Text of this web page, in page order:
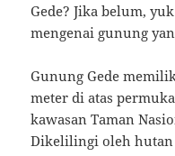
Gede? Jika belum,
mengenai gunung
Gunung Gede
meter di atas
kawasan Taman
Dikelilingi oleh